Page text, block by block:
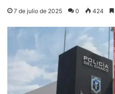
7 de julio de 2025 0 424